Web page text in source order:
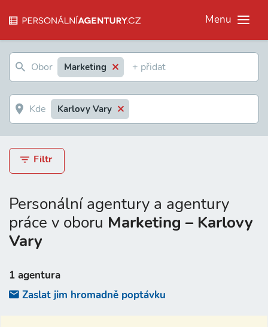
Menu
Marketing
Karlovy Vary
Filtr
Personální agentury a agentury
práce v oboru Marketing – Karlovy
Vary
1 agentura
Zaslat jim hromadně poptávku